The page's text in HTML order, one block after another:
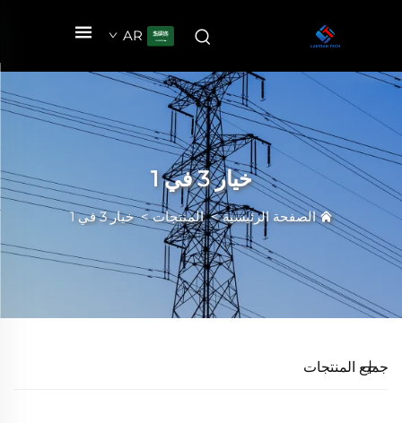
AR
خيار 3 في 1
الصفحة الرئيسية>المنتجات>خيار 3 في 1
جميع المنتجات